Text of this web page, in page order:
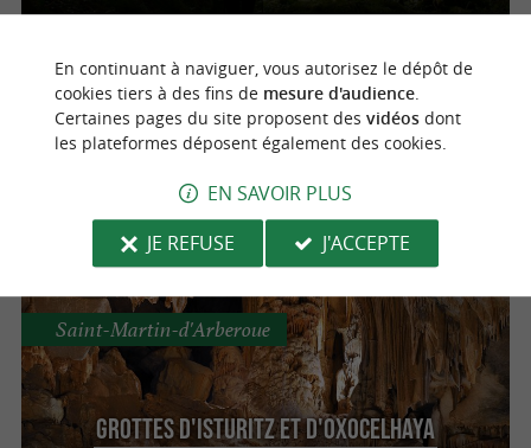
Grotte de la Verna
La plus grande salle souterraine du monde à
Sainte-Engrâce
Grottes d'Isturitz et d'Oxocelhaya
Saint-Martin-d'Arberoue
En continuant à naviguer, vous autorisez le dépôt de
cookies tiers à des fins de mesure d'audience.
Certaines pages du site proposent des vidéosdont
les plateformes déposent également des cookies.
EN SAVOIR PLUS
JE REFUSE
J'ACCEPTE